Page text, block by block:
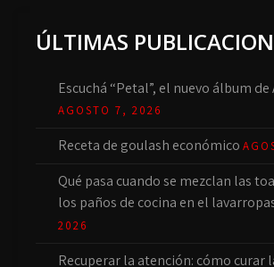
ÚLTIMAS
Escuchá “Petal”, el nuevo álbum
AGOSTO 7, 2026
Receta de goulash económico
Qué pasa cuando se mezclan las
los paños de cocina en el
2026
Recuperar la atención: cómo curar